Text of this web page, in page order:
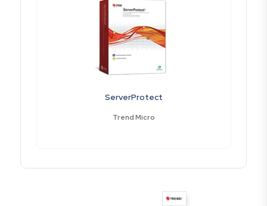
ServerProtect
Trend Micro